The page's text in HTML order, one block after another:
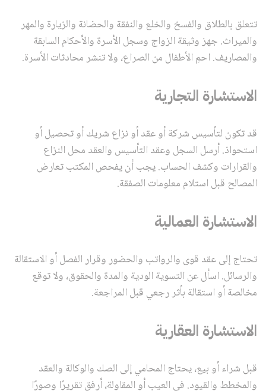
تتعلق بالطلاق والفسخ والخلع والنفقة والحضانة والزيارة والمهر
والميراث. جهز وثيقة الزواج وسجل الأسرة والأحكام السابقة
والمصاريف. احمِ الأطفال من الصراع، ولا تنشر محادثات الأسرة.
الاستشارة التجارية
قد تكون لتأسيس شركة أو عقد أو نزاع شريك أو تحصيل أو
استحواذ. أرسل السجل وعقد التأسيس والعقد محل النزاع
والقرارات وكشف الحساب. يجب أن يفحص المكتب تعارض
المصالح قبل استلام معلومات الصفقة.
الاستشارة العمالية
تحتاج إلى عقد قوى والرواتب والحضور وقرار الفصل أو الاستقالة
والرسائل. اسأل عن التسوية الودية والمدة والحقوق، ولا توقع
مخالصة أو استقالة بأثر رجعي قبل المراجعة.
الاستشارة العقارية
قبل شراء أو بيع، يحتاج المحامي إلى الصك والوكالة والعقد
والمخطط والقيود. في العيب أو المقاولة، أرفق تقريرًا وصورًا